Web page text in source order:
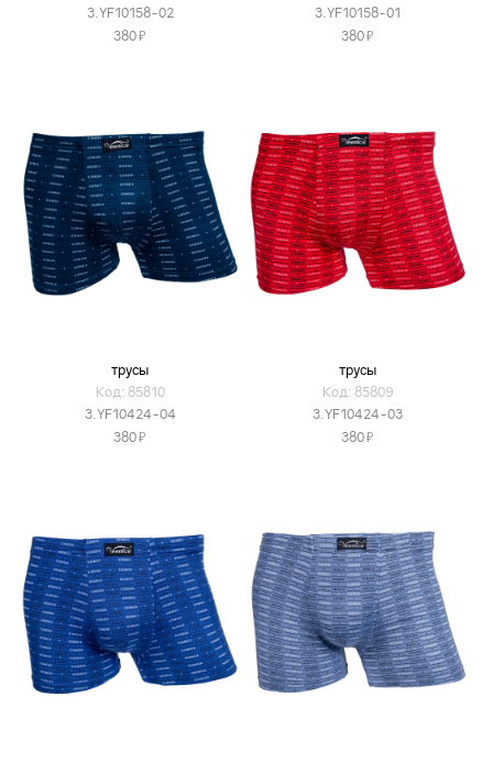
3.YF10158-02
380Я
3.YF10158-01
380Я
трусы
Код: 85810
3.YF10424-04
380Я
трусы
Код: 85809
3.YF10424-03
380Я